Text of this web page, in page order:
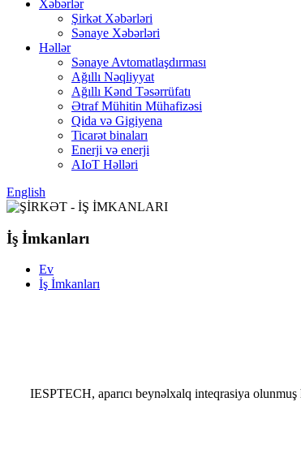
Xəbərlər
Şirkət Xəbərləri
Sənaye Xəbərləri
Həllər
Sənaye Avtomatlaşdırması
Ağıllı Nəqliyyat
Ağıllı Kənd Təsərrüfatı
Ətraf Mühitin Mühafizəsi
Qida və Gigiyena
Ticarət binaları
Enerji və enerji
AIoT Həlləri
English
İş İmkanları
Ev
İş İmkanları
IESPTECH, aparıcı beynəlxalq inteqrasiya olunmuş